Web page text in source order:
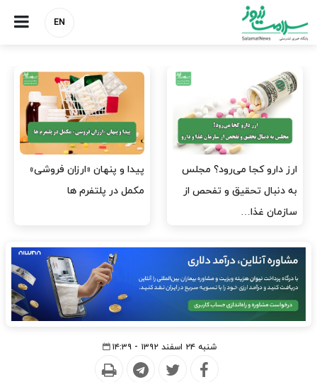
EN
صنعت دارو چشم‌انتظار اجرای
مصوبه بانک مرکزی
هشدار کانون هموفیلی ایران:
۴ هزار بیمار ۸ ماه است
شنبه ۲۴ اسفند ۱۳۹۲ - ۱۴:۳۹